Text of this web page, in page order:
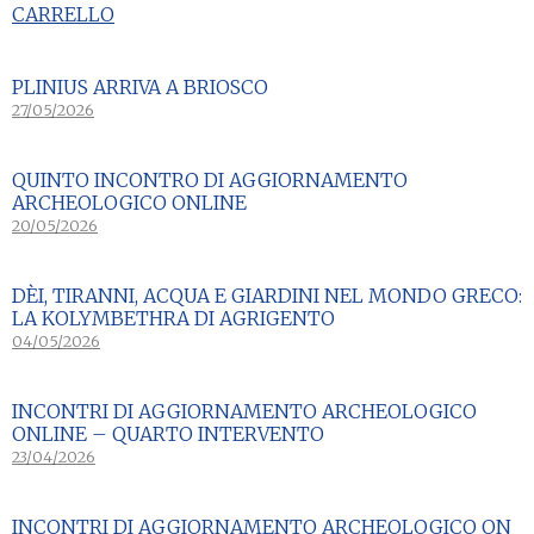
CARRELLO
PLINIUS ARRIVA A BRIOSCO
27/05/2026
QUINTO INCONTRO DI AGGIORNAMENTO
ARCHEOLOGICO ONLINE
20/05/2026
DÈI, TIRANNI, ACQUA E GIARDINI NEL MONDO GRECO:
LA KOLYMBETHRA DI AGRIGENTO
04/05/2026
INCONTRI DI AGGIORNAMENTO ARCHEOLOGICO
ONLINE – QUARTO INTERVENTO
23/04/2026
INCONTRI DI AGGIORNAMENTO ARCHEOLOGICO ON